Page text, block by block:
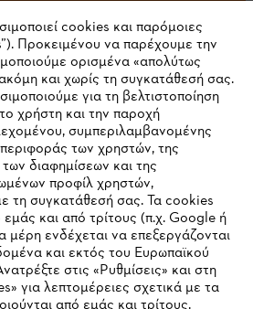
#STIHL
cookies και παρόμοιες
Προκειμένου να παρέχουμε την
ορισμένα «απολύτως
και χωρίς τη συγκατάθεσή σας.
για τη βελτιστοποίηση
χρήστη και την παροχή
συμπεριλαμβανομένης
των χρηστών, της
διαφημίσεων και της
προφίλ χρηστών,
τη συγκατάθεσή σας. Τα cookies
και από τρίτους (π.χ. Google ή
μέρη ενδέχεται να επεξεργάζονται
και εκτός του Ευρωπαϊκού
στις «Ρυθμίσεις» και στη
για λεπτομέρειες σχετικά με τα